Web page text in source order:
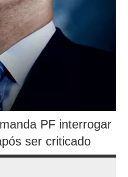
PF interrogar
ser criticado